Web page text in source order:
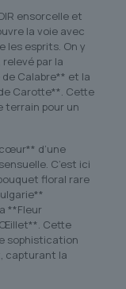
ensorcelle et
la voie avec
les esprits. On y
par la
Calabre** et la
Carotte**. Cette
terrain pour un
d’une
C’est ici
floral rare
**Fleur
Cette
sophistication
capturant la